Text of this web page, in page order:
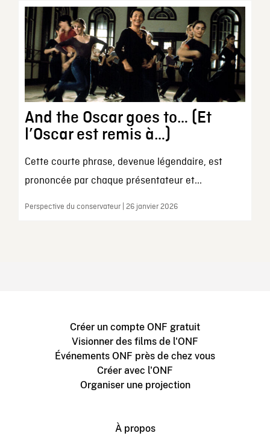
And the Oscar goes to… (Et
l’Oscar est remis à…)
Cette courte phrase, devenue légendaire, est
prononcée par chaque présentateur et...
Perspective du conservateur | 26 janvier 2026
Créer un compte ONF gratuit
Visionner des films de l'ONF
Événements ONF près de chez vous
Créer avec l'ONF
Organiser une projection
À propos